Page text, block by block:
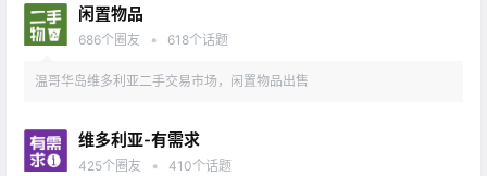
闲置物品
686个圈友 • 618个话题
温哥华岛维多利亚二手交易市场，闲置物品出售
维多利亚-有需求
425个圈友 • 410个话题